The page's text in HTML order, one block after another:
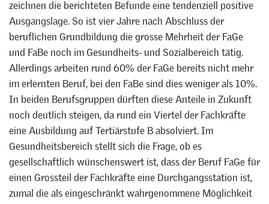
zeichnen die berichteten Befunde eine tendenziell positive
Ausgangslage. So ist vier Jahre nach Abschluss der
beruflichen Grundbildung die grosse Mehrheit der FaGe
und FaBe noch im Gesundheits- und Sozialbereich tätig.
Allerdings arbeiten rund 60% der FaGe bereits nicht mehr
im erlernten Beruf, bei den FaBe sind dies weniger als 10%.
In beiden Berufsgruppen dürften diese Anteile in Zukunft
noch deutlich steigen, da rund ein Viertel der Fachkräfte
eine Ausbildung auf Tertiärstufe B absolviert. Im
Gesundheitsbereich stellt sich die Frage, ob es
gesellschaftlich wünschenswert ist, dass der Beruf FaGe für
einen Grossteil der Fachkräfte eine Durchgangsstation ist,
zumal die als eingeschränkt wahrgenommene Möglichkeit